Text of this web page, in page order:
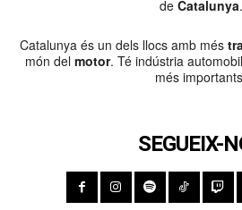
de Catalunya.
Catalunya és un dels llocs amb més
món del motor. Té indústria
més
SEGUEIX-